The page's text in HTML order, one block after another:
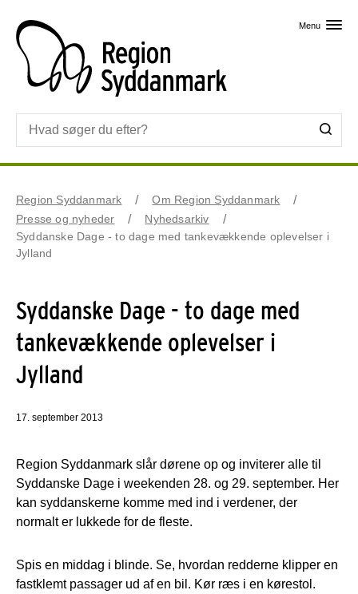
Menu
Region Syddanmark
Om Region Syddanmark
Presse og nyheder
Nyhedsarkiv
Syddanske Dage - to dage med tankevækkende oplevelser i
Jylland
Syddanske Dage - to dage med
tankevækkende oplevelser i
Jylland
17. september 2013
Region Syddanmark slår dørene op og inviterer alle til
Syddanske Dage i weekenden 28. og 29. september. Her
kan syddanskerne komme med ind i verdener, der
normalt er lukkede for de fleste.
Spis en middag i blinde. Se, hvordan redderne klipper en
fastklemt passager ud af en bil. Kør ræs i en kørestol.